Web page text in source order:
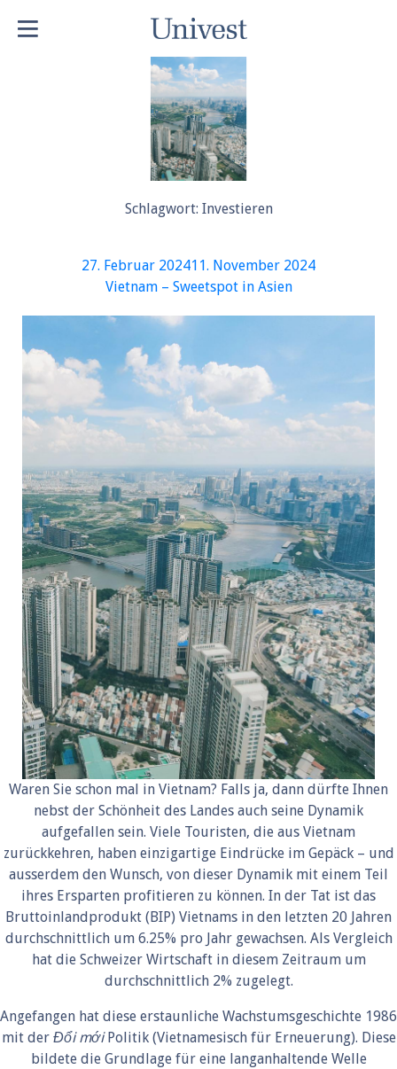
Schlagwort: Investieren
Veröffentlicht
27. Februar 202411. November 2024
Vietnam – Sweetspot in Asien
Waren Sie schon mal in Vietnam? Falls ja, dann dürfte Ihnen
nebst der Schönheit des Landes auch seine Dynamik
aufgefallen sein. Viele Touristen, die aus Vietnam
zurückkehren, haben einzigartige Eindrücke im Gepäck – und
ausserdem den Wunsch, von dieser Dynamik mit einem Teil
ihres Ersparten profitieren zu können. In der Tat ist das
Bruttoinlandprodukt (BIP) Vietnams in den letzten 20 Jahren
durchschnittlich um 6.25% pro Jahr gewachsen. Als Vergleich
hat die Schweizer Wirtschaft in diesem Zeitraum um
durchschnittlich 2% zugelegt.
Angefangen hat diese erstaunliche Wachstumsgeschichte 1986
mit der Đổi mớiPolitik (Vietnamesisch für Erneuerung). Diese
bildete die Grundlage für eine langanhaltende Welle